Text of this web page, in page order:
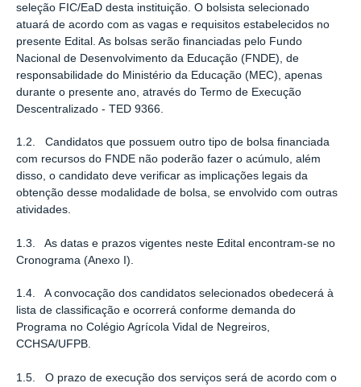
seleção FIC/EaD desta instituição. O bolsista selecionado
atuará de acordo com as vagas e requisitos estabelecidos no
presente Edital. As bolsas serão ﬁnanciadas pelo Fundo
Nacional de Desenvolvimento da Educação (FNDE), de
responsabilidade do Ministério da Educação (MEC), apenas
durante o presente ano, através do Termo de Execução
Descentralizado - TED 9366.
1.2. Candidatos que possuem outro tipo de bolsa ﬁnanciada
com recursos do FNDE não poderão fazer o acúmulo, além
disso, o candidato deve veriﬁcar as implicações legais da
obtenção desse modalidade de bolsa, se envolvido com outras
atividades.
1.3. As datas e prazos vigentes neste Edital encontram-se no
Cronograma (Anexo I).
1.4. A convocação dos candidatos selecionados obedecerá à
lista de classiﬁcação e ocorrerá conforme demanda do
Programa no Colégio Agrícola Vidal de Negreiros,
CCHSA/UFPB.
1.5. O prazo de execução dos serviços será de acordo com o